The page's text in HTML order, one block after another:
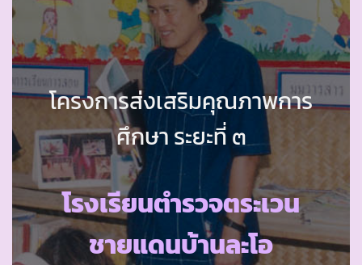
โครงการส่งเสริมคุณภาพการ
ศึกษา ระยะที่ ๓
โรงเรียนตำรวจตระเวน
ชายแดนบ้านละโอ